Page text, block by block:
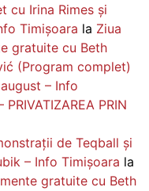
cu Irina Rimes și
Timișoara la Ziua
gratuite cu Beth
(Program complet)
– Info
PRIVATIZAREA PRIN
de Teqball și
– Info Timișoara la
gratuite cu Beth